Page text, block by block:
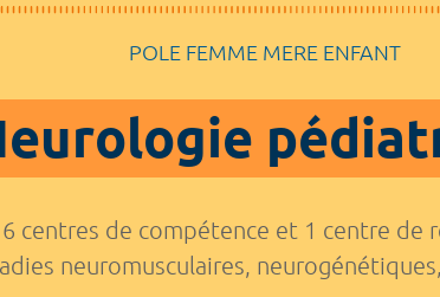
POLE FEMME MERE ENFANT
centres de compétence et 1 centre de
neuromusculaires,